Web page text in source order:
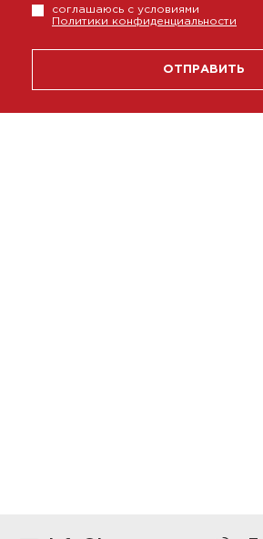
соглашаюсь с условиями
Политики конфиденциальности
ОТПРАВИТЬ